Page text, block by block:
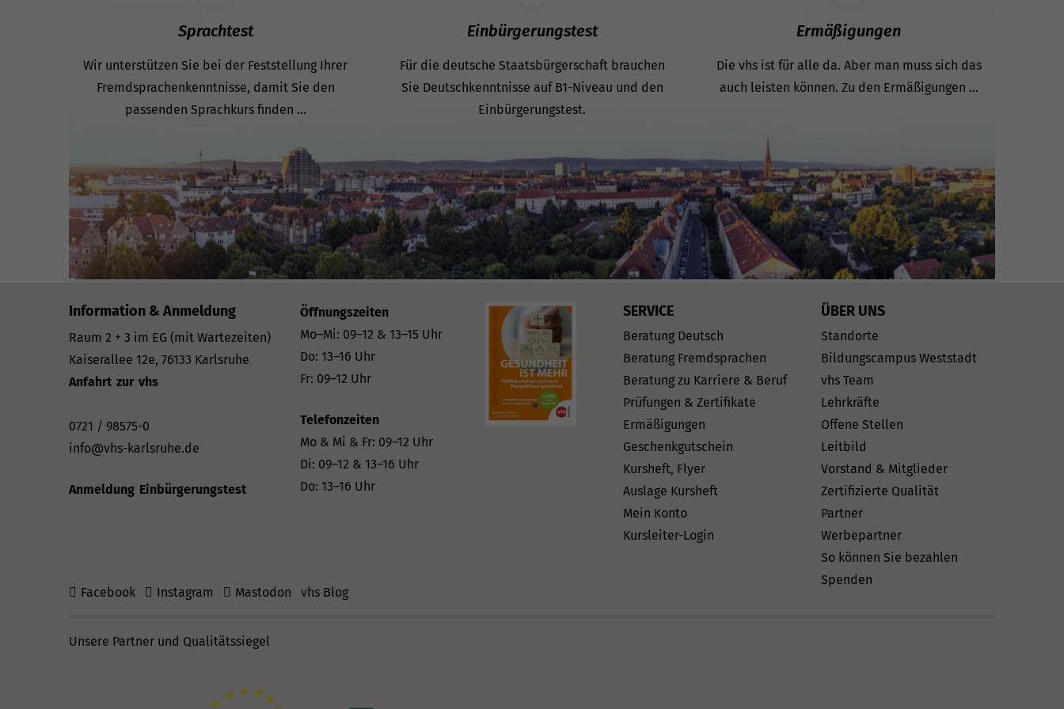
Sprachtest
Wir unterstützen Sie bei der Feststellung Ihrer
Fremdsprachenkenntnisse, damit Sie den
passenden Sprachkurs finden ...
Einbürgerungstest
Für die deutsche Staatsbürgerschaft brauchen
Sie Deutschkenntnisse auf B1-Niveau und den
Einbürgerungstest.
Ermäßigungen
Die vhs ist für alle da. Aber man muss sich das
auch leisten können. Zu den Ermäßigungen ...
Information & Anmeldung
Raum 2 + 3 im EG (mit Wartezeiten)
Kaiserallee 12e, 76133 Karlsruhe
Anfahrt zur vhs
0721 / 98575-0
info@vhs-karlsruhe.de
Anmeldung Einbürgerungstest
Öffnungszeiten
Mo–Mi: 09–12 & 13–15 Uhr
Do: 13–16 Uhr
Fr: 09–12 Uhr
Telefonzeiten
Mo & Mi & Fr: 09–12 Uhr
Di: 09–12 & 13–16 Uhr
Do: 13–16 Uhr
Facebook Instagram Mastodon vhs Blog
SERVICE
Beratung Deutsch
Beratung Fremdsprachen
Beratung zu Karriere & Beruf
Prüfungen & Zertifikate
Ermäßigungen
Geschenkgutschein
Kursheft, Flyer
Auslage Kursheft
Mein Konto
Kursleiter-Login
ÜBER UNS
Standorte
Bildungscampus Weststadt
vhs Team
Lehrkräfte
Offene Stellen
Leitbild
Vorstand & Mitglieder
Zertifizierte Qualität
Partner
Werbepartner
So können Sie bezahlen
Spenden
Unsere Partner und Qualitätssiegel